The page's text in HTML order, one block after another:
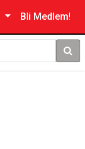
Bli Medlem!
Sök